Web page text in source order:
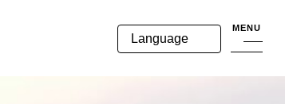
MENU
Language